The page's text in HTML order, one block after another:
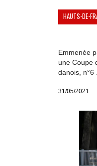
HAUTS-DE-
Emmenée
une Coupe
danois, n°6
31/05/2021